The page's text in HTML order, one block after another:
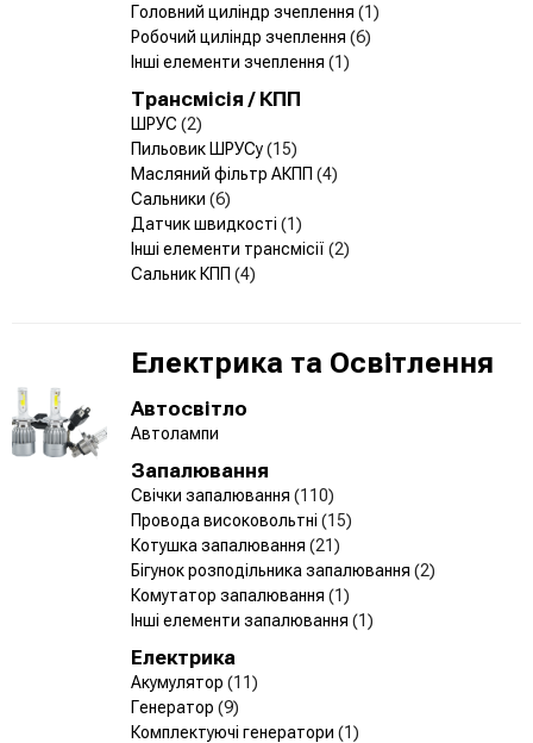
Головний циліндр зчеплення (1)
Робочий циліндр зчеплення (6)
Інші елементи зчеплення (1)
Трансмісія / КПП
ШРУС (2)
Пильовик ШРУСу(15)
Масляний фільтр АКПП (4)
Сальники (6)
Датчик швидкості (1)
Інші елементи трансмісії (2)
Сальник КПП (4)
Електрика та Освітлення
Автосвітло
Автолампи
Запалювання
Свічки запалювання (110)
Провода високовольтні (15)
Котушка запалювання (21)
Бігунок розподільника запалювання (2)
Комутатор запалювання (1)
Інші елементи запалювання (1)
Електрика
Акумулятор (11)
Генератор (9)
Комплектуючі генератори (1)